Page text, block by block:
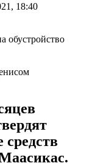
18:40
средств